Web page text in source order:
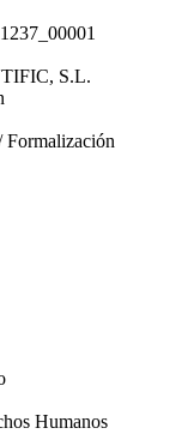
S.L.
Formalización
Humanos